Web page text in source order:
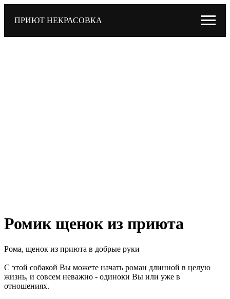
ПРИЮТ НЕКРАСОВКА
Ромик щенок из приюта
Рома, щенок из приюта в добрые руки
С этой собакой Вы можете начать роман длинной в целую
жизнь, и совсем неважно - одиноки Вы или уже в
отношениях.